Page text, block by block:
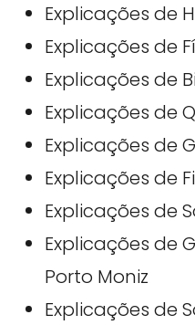
Explicações de
Explicações de
Explicações de
Explicações de
Explicações de
Explicações de
Explicações de
Explicações de
Porto Moniz
Explicações de